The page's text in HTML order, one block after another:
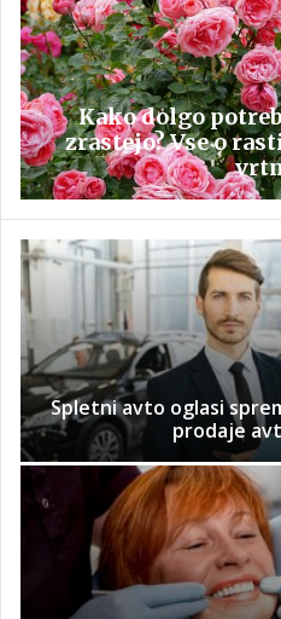
Kako dolgo
zrastejo? Vse o
Spletni avto oglasi
prodaje